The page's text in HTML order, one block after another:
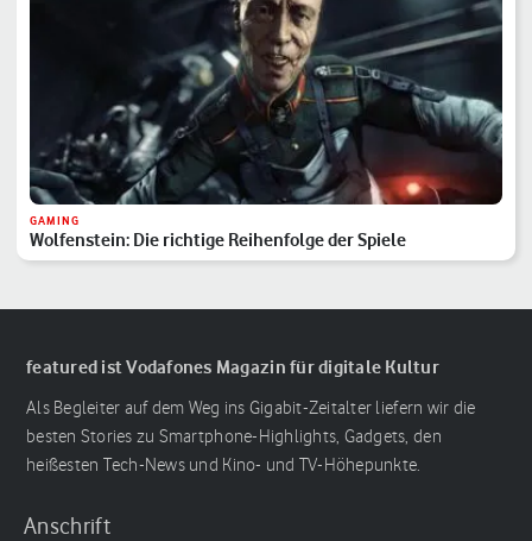
GAMING
Wolfenstein: Die richtige Reihenfolge der Spiele
featured ist Vodafones Magazin für digitale Kultur
Als Begleiter auf dem Weg ins Gigabit-Zeitalter liefern wir die
besten Stories zu Smartphone-Highlights, Gadgets, den
heißesten Tech-News und Kino- und TV-Höhepunkte.
Anschrift